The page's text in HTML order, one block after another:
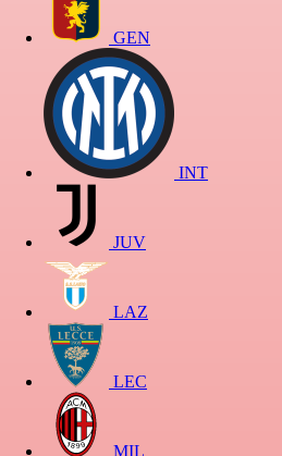
GEN
INT
JUV
LAZ
LEC
MIL